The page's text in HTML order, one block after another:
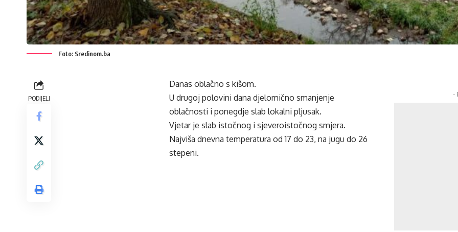
Foto: Sredinom.ba
PODIJELI
Danas oblačno s kišom.
-
U drugoj polovini dana djelomično smanjenje
oblačnosti i ponegdje slab lokalni pljusak.
Vjetar je slab istočnog i sjeveroistočnog smjera.
Najviša dnevna temperatura od 17 do 23, na jugu do 26
stepeni.